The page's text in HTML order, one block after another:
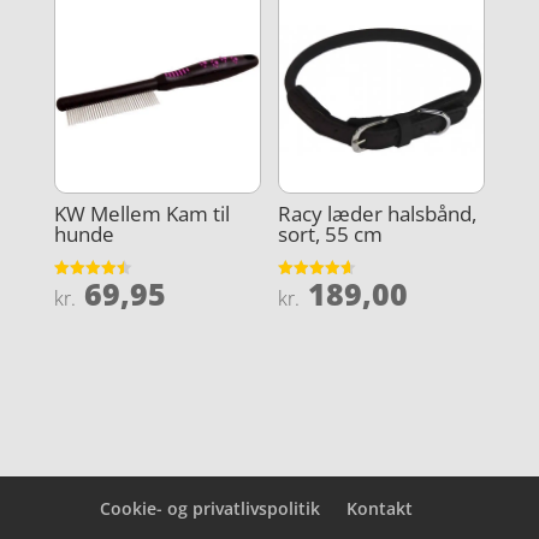
KW Mellem Kam til
hunde
Vurderet
4.5
kr. 69,95
Racy læder halsbånd,
sort, 55 cm
Vurderet
4.6
kr. 189,00
Cookie- og privatlivspolitik Kontakt